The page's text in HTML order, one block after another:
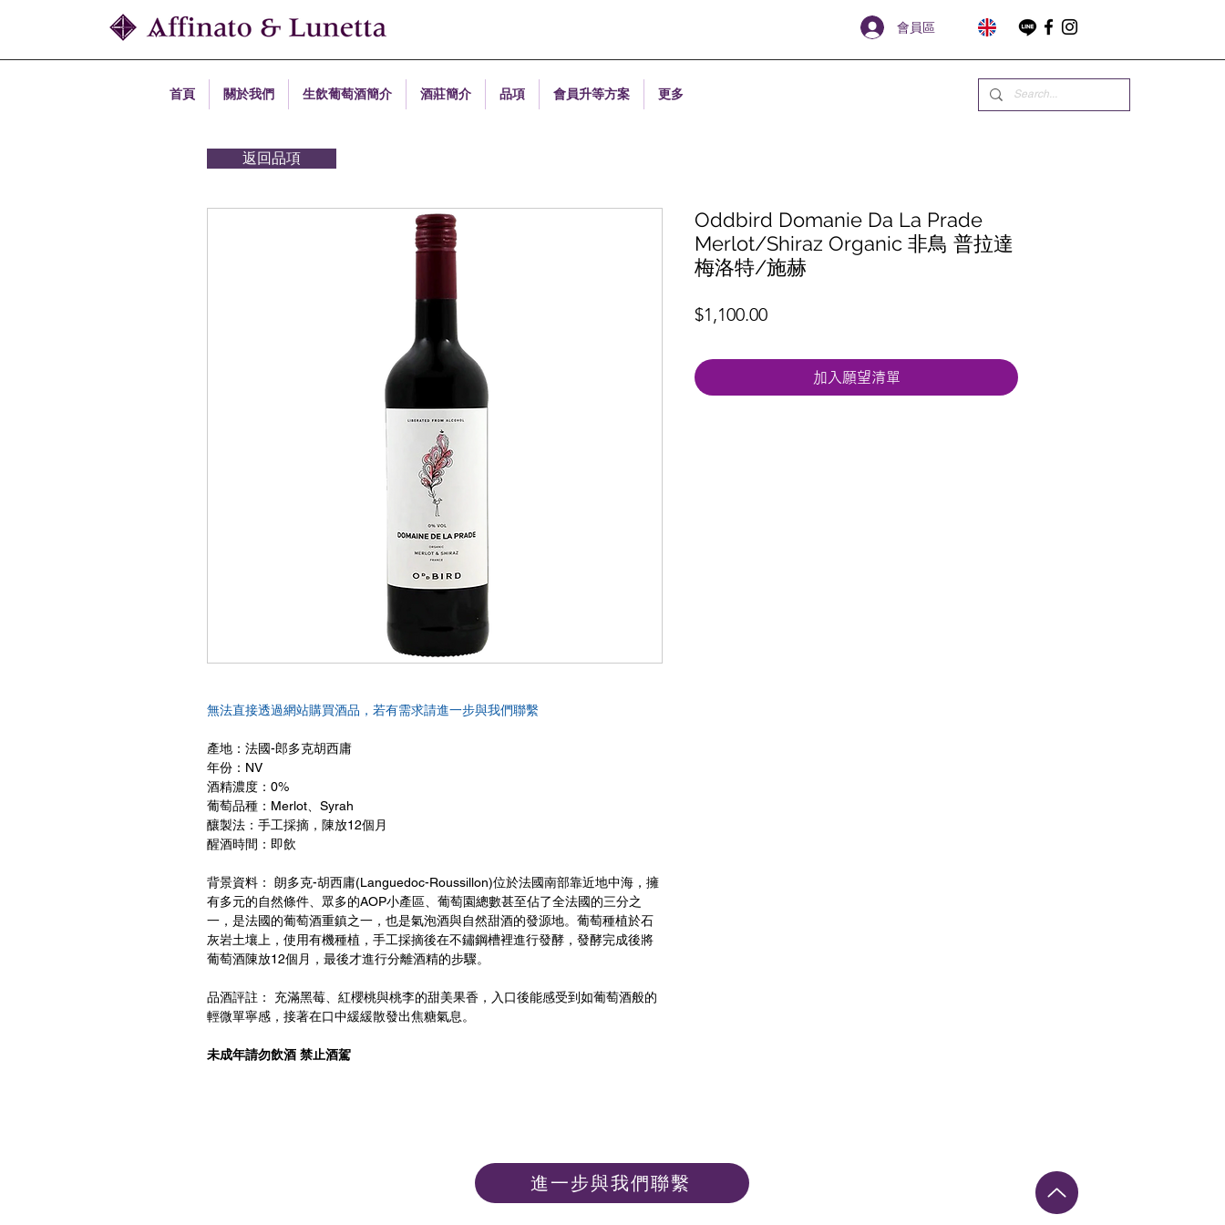
會員區
首頁 關於我們 生飲葡萄酒簡介 酒莊簡介 品項 會員升等方案 更多
返回品項
無法直接透過網站購買酒品，若有需求請進一步與我們聯繫
產地：法國-郎多克胡西庸
年份：NV
酒精濃度：0%
葡萄品種：Merlot、Syrah
釀製法：手工採摘，陳放12個月
醒酒時間：即飲
背景資料： 朗多克-胡西庸(Languedoc-Roussillon)位於法國南部靠近地中海，擁
有多元的自然條件、眾多的AOP小產區、葡萄園總數甚至佔了全法國的三分之
一，是法國的葡萄酒重鎮之一，也是氣泡酒與自然甜酒的發源地。葡萄種植於石
灰岩土壤上，使用有機種植，手工採摘後在不鏽鋼槽裡進行發酵，發酵完成後將
葡萄酒陳放12個月，最後才進行分離酒精的步驟。
品酒評註： 充滿黑莓、紅櫻桃與桃李的甜美果香，入口後能感受到如葡萄酒般的
輕微單寧感，接著在口中緩緩散發出焦糖氣息。
未成年請勿飲酒 禁止酒駕
Oddbird Domanie Da La Prade
Merlot/Shiraz Organic 非鳥 普拉達
梅洛特/施赫
$1,100.00價
加入願望清單
進一步與我們聯繫